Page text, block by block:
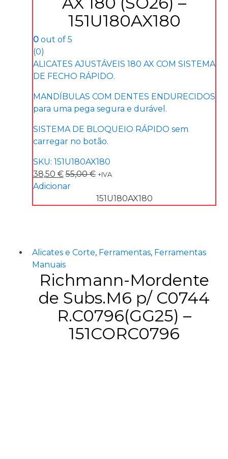
151U180AX180
0out of 5
(0)
ALICATES AJUSTÁVEIS 180 AX COM SISTEMA
DE FECHO RÁPIDO.
MANDÍBULAS COM DENTES ENDURECIDOS
para uma pega segura e durável.
SISTEMA DE BLOQUEIO RÁPIDO sem
carregar no botão.
SKU: 151U180AX180
38,50 € 55,00€ +IVA
Adicionar
151U180AX180
Alicates e Corte, Ferramentas, Ferramentas
Manuais
Richmann-Mordente
de Subs.M6 p/ C0744
R.C0796(GG25) –
151CORC0796